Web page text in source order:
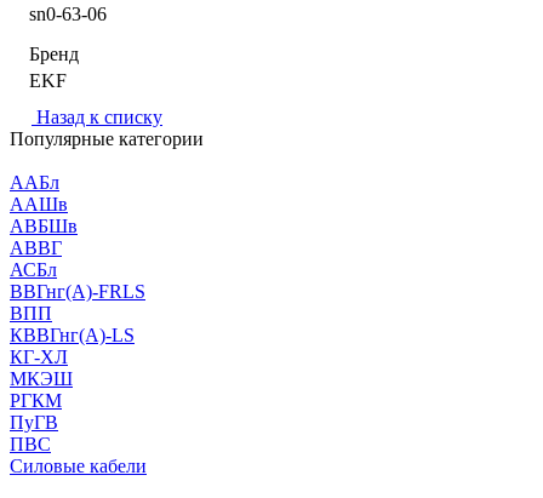
sn0-63-06
Бренд
EKF
Назад к списку
Популярные категории
ААБл
ААШв
АВБШв
АВВГ
АСБл
ВВГнг(А)-FRLS
ВПП
КВВГнг(А)-LS
КГ-ХЛ
МКЭШ
РГКМ
ПуГВ
ПВС
Силовые кабели